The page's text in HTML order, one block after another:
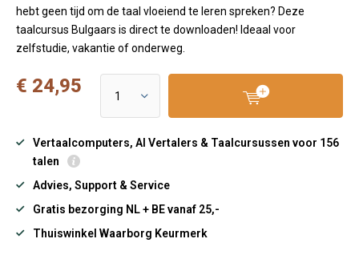
hebt geen tijd om de taal vloeiend te leren spreken? Deze
taalcursus Bulgaars is direct te downloaden! Ideaal voor
zelfstudie, vakantie of onderweg.
€ 24,95
Vertaalcomputers, AI Vertalers & Taalcursussen voor 156
talen
Advies, Support & Service
Gratis bezorging NL + BE vanaf 25,-
Thuiswinkel Waarborg Keurmerk